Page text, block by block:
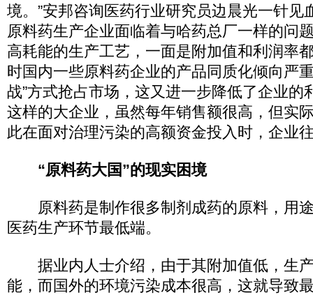
境。”安邦咨询医药行业研究员边晨光一针见
原料药生产企业面临着与哈药总厂一样的问
高耗能的生产工艺，一面是附加值和利润率
时国内一些原料药企业的产品同质化倾向严
战”方式抢占市场，这又进一步降低了企业的
这样的大企业，虽然每年销售额很高，但实
此在面对治理污染的高额资金投入时，企业
“原料药大国”的现实困境
原料药是制作很多制剂成药的原料，用
医药生产环节最低端。
据业内人士介绍，由于其附加值低，生
能，而国外的环境污染成本很高，这就导致